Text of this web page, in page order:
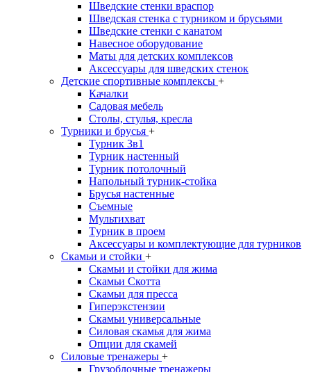
Шведские стенки враспор
Шведская стенка с турником и брусьями
Шведские стенки с канатом
Навесное оборудование
Маты для детских комплексов
Аксессуары для шведских стенок
Детские спортивные комплексы +
Качалки
Садовая мебель
Столы, стулья, кресла
Турники и брусья +
Турник 3в1
Турник настенный
Турник потолочный
Напольный турник-стойка
Брусья настенные
Съемные
Мультихват
Tурник в проем
Аксессуары и комплектующие для турников
Скамьи и стойки +
Скамьи и стойки для жима
Скамьи Скотта
Скамьи для пресса
Гиперэкстензии
Скамьи универсальные
Силовая скамья для жима
Опции для скамей
Силовые тренажеры +
Грузоблочные тренажеры